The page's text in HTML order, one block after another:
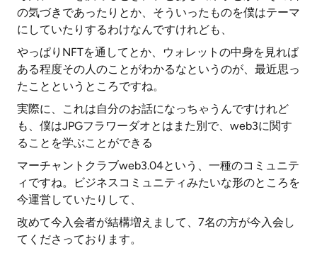
の気づきであったりとか、そういったものを僕はテーマ
にしていたりするわけなんですけれども、
やっぱりNFTを通してとか、ウォレットの中身を見れば
ある程度その人のことがわかるなというのが、最近思っ
たことというところですね。
実際に、これは自分のお話になっちゃうんですけれど
も、僕はJPGフラワーダオとはまた別で、web3に関す
ることを学ぶことができる
マーチャントクラブweb3.04という、一種のコミュニテ
ィですね。ビジネスコミュニティみたいな形のところを
今運営していたりして、
改めて今入会者が結構増えまして、7名の方が今入会し
てくださっております。